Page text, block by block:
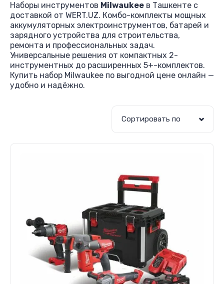
Наборы инструментов Milwaukee в Ташкенте с
доставкой от WERT.UZ. Комбо-комплекты мощных
аккумуляторных электроинструментов, батарей и
зарядного устройства для строительства,
ремонта и профессиональных задач.
Универсальные решения от компактных 2-
инструментных до расширенных 5+-комплектов.
Купить набор Milwaukee по выгодной цене онлайн —
удобно и надёжно.
Сортировать по